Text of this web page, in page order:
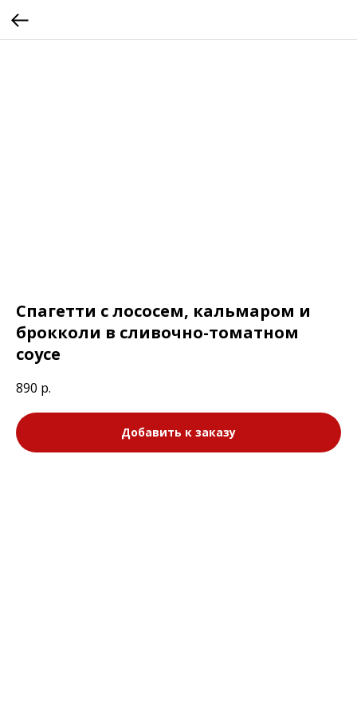
Спагетти с лососем, кальмаром и
брокколи в сливочно-томатном
соусе
890 р.
Добавить к заказу